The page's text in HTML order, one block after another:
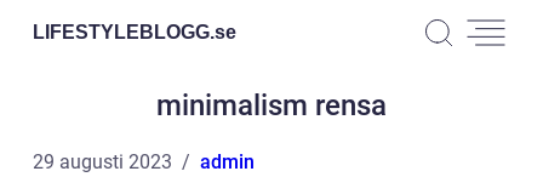
LIFESTYLEBLOGG.se
minimalism rensa
29 augusti 2023 admin